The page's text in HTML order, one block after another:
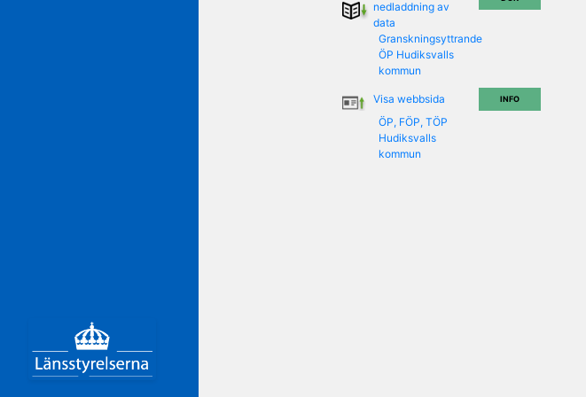
hamnområdet, antagen
- Granskningsyttrande över tematiskt tillägg till översiktsplan (TÖP)
- Granskningsyttrande över tematiskt tillägg till översiktsplan (TÖP)
Vindkraft, antagen
nedladdning av
data
Granskningsyttrande
ÖP Hudiksvalls
kommun
Visa webbsida INFO
ÖP, FÖP, TÖP
Hudiksvalls
kommun